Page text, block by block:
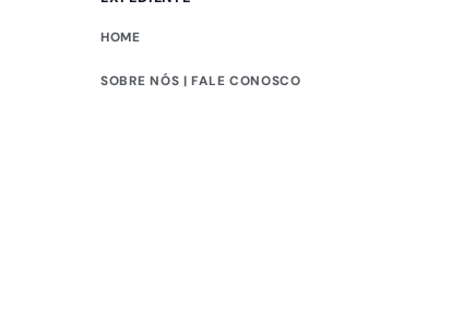
HOME
SOBRE NÓS | FALE CONOSCO